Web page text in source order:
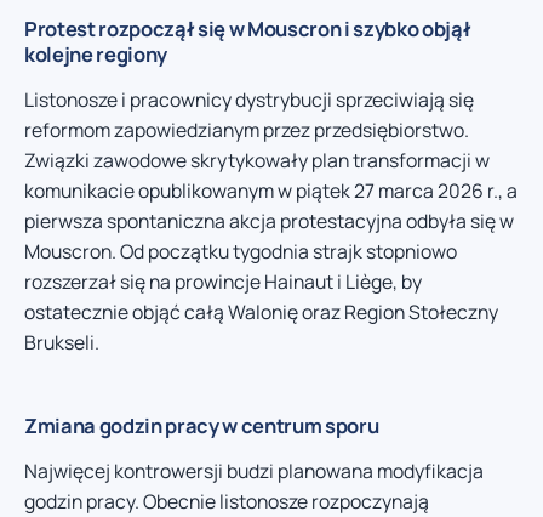
Protest rozpoczął się w Mouscron i szybko objął
kolejne regiony
Listonosze i pracownicy dystrybucji sprzeciwiają się
reformom zapowiedzianym przez przedsiębiorstwo.
Związki zawodowe skrytykowały plan transformacji w
komunikacie opublikowanym w piątek 27 marca 2026 r., a
pierwsza spontaniczna akcja protestacyjna odbyła się w
Mouscron. Od początku tygodnia strajk stopniowo
rozszerzał się na prowincje Hainaut i Liège, by
ostatecznie objąć całą Walonię oraz Region Stołeczny
Brukseli.
Zmiana godzin pracy w centrum sporu
Najwięcej kontrowersji budzi planowana modyfikacja
godzin pracy. Obecnie listonosze rozpoczynają